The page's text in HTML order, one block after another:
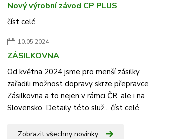
Nový výrobní závod CP PLUS
číst celé
10.05.2024
ZÁSILKOVNA
Od května 2024 jsme pro menší zásilky
zařadili možnost dopravy skrze přepravce
Zásilkovna a to nejen v rámci ČR, ale i na
Slovensko. Detaily této služ... číst celé
Zobrazit všechny novinky